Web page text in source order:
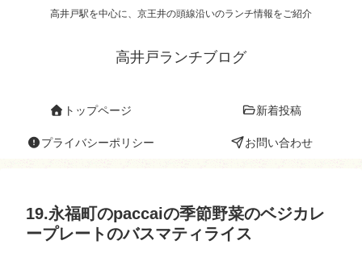
高井戸駅を中心に、京王井の頭線沿いのランチ情報をご紹介
高井戸ランチブログ
トップページ 新着投稿
プライバシーポリシー お問い合わせ
19.永福町のpaccaiの季節野菜のベジカレ
ープレートのバスマティライス